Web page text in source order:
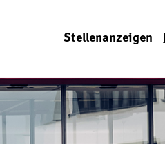
Stellenanzeigen